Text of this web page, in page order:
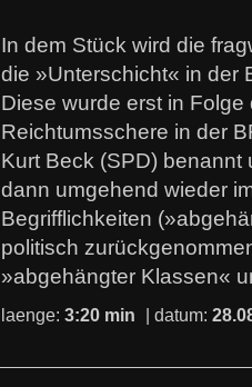
In dem Stück wird die
die »Unterschicht« in der
Diese wurde erst in
Reichtumsschere in der
Kurt Beck (SPD)
dann umgehend wieder
Begrifflichkeiten
politisch
»abgehängter Klassen«
laenge: 3:20 min | datum: